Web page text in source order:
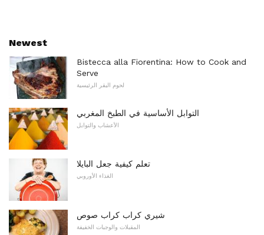
Newest
Bistecca alla Fiorentina: How to Cook and
Serve
لحوم البقر الرئيسية
التوابل الأساسية في الطبخ المغربي
الأعشاب والتوابل
تعلم كيفية جعل البايلا
الغذاء الأوروبي
شيري كراب كراب صوص
المقبلات والوجبات الخفيفة